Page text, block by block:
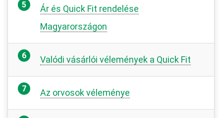
Ár és Quick Fit rendelése
Magyarországon
Valódi vásárlói vélemények a Quick Fit
Az orvosok véleménye